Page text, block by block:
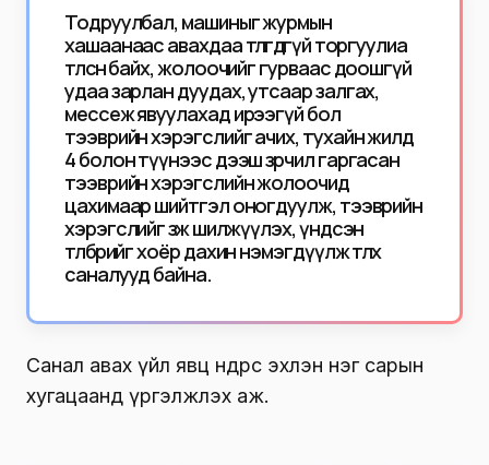
Тодруулбал, машиныг журмын
хашаанаас авахдаа төлөгдөөгүй торгуулиа
төлсөн байх, жолоочийг гурваас доошгүй
удаа зарлан дуудах, утсаар залгах,
мессеж явуулахад ирээгүй бол
тээврийн хэрэгслийг ачих, тухайн жилд
4 болон түүнээс дээш зөрчил гаргасан
тээврийн хэрэгслийн жолоочид
цахимаар шийтгэл оногдуулж, тээврийн
хэрэгслийг зөөж шилжүүлэх, үндсэн
төлбөрийг хоёр дахин нэмэгдүүлж төлөх
саналууд байна.
Санал авах үйл явц өнөөдрөөс эхлэн нэг сарын
хугацаанд үргэлжлэх аж.